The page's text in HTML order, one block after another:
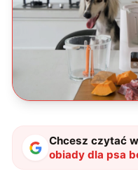
Chcesz czytać
obiady dla psa
Do Polski trafia